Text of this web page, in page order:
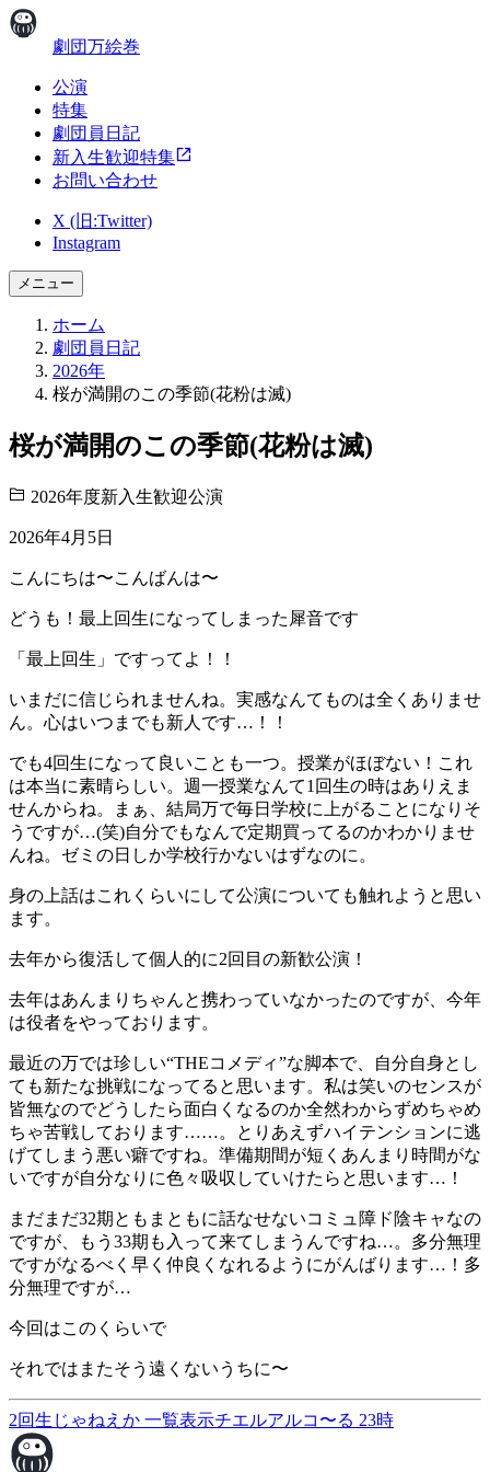
劇団万絵巻
公演
特集
劇団員日記
新入生歓迎特集
お問い合わせ
X (旧:Twitter)
Instagram
メニュー
ホーム
劇団員日記
2026年
桜が満開のこの季節(花粉は滅)
桜が満開のこの季節(花粉は滅)
2026年度新入生歓迎公演
2026年4月5日
こんにちは〜こんばんは〜
どうも！最上回生になってしまった犀音です
「最上回生」ですってよ！！
いまだに信じられませんね。実感なんてものは全くありませ
ん。心はいつまでも新人です…！！
でも4回生になって良いことも一つ。授業がほぼない！これ
は本当に素晴らしい。週一授業なんて1回生の時はありえま
せんからね。まぁ、結局万で毎日学校に上がることになりそ
うですが…(笑)自分でもなんで定期買ってるのかわかりませ
んね。ゼミの日しか学校行かないはずなのに。
身の上話はこれくらいにして公演についても触れようと思い
ます。
去年から復活して個人的に2回目の新歓公演！
去年はあんまりちゃんと携わっていなかったのですが、今年
は役者をやっております。
最近の万では珍しい“THEコメディ”な脚本で、自分自身とし
ても新たな挑戦になってると思います。私は笑いのセンスが
皆無なのでどうしたら面白くなるのか全然わからずめちゃめ
ちゃ苦戦しております……。とりあえずハイテンションに逃
げてしまう悪い癖ですね。準備期間が短くあんまり時間がな
いですが自分なりに色々吸収していけたらと思います…！
まだまだ32期ともまともに話なせないコミュ障ド陰キャなの
ですが、もう33期も入って来てしまうんですね…。多分無理
ですがなるべく早く仲良くなれるようにがんばります…！多
分無理ですが…
今回はこのくらいで
それではまたそう遠くないうちに〜
2回生じゃねえか 一覧表示チエルアルコ〜る 23時